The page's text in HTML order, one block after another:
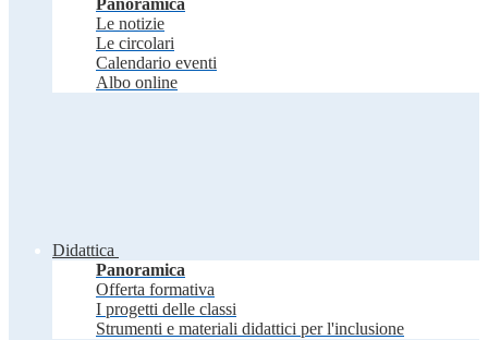
Panoramica
Le notizie
Le circolari
Calendario eventi
Albo online
Didattica
Panoramica
Offerta formativa
I progetti delle classi
Strumenti e materiali didattici per l'inclusione